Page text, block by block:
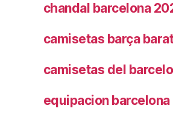
chandal barcelona
camisetas barça
camisetas del
equipacion barcelona